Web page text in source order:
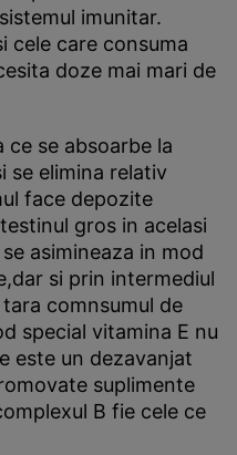
imunitar.
cele care consuma
doze mai mari de
ce se absoarbe la
se elimina relativ
face depozite
gros in acelasi
asimineaza in mod
si prin intermediul
comnsumul de
special vitamina E nu
este un dezavanjat
suplimente
B fie cele ce